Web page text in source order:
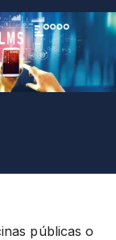
públicas o